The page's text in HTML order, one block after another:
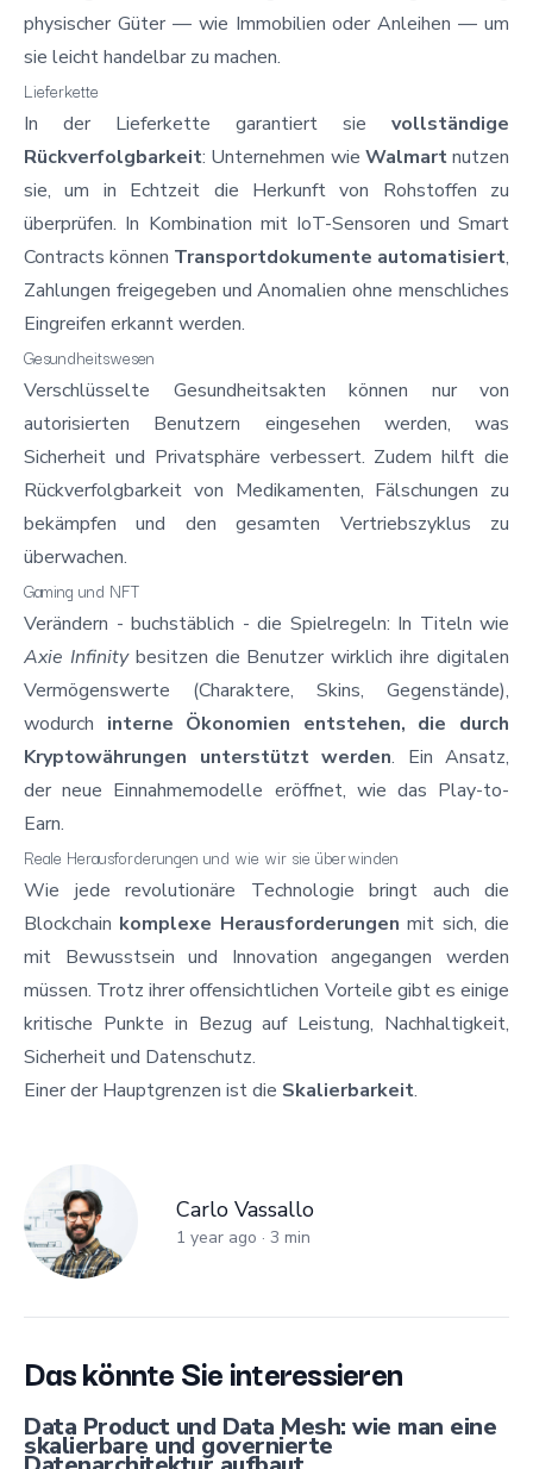
physischer Güter — wie Immobilien oder Anleihen — um
sie leicht handelbar zu machen.
Lieferkette
In der Lieferkette garantiert sie vollständige
Rückverfolgbarkeit: Unternehmen wie Walmartnutzen
sie, um in Echtzeit die Herkunft von Rohstoffen zu
überprüfen. In Kombination mit IoT-Sensoren und Smart
Contracts können Transportdokumente automatisiert,
Zahlungen freigegeben und Anomalien ohne menschliches
Eingreifen erkannt werden.
Gesundheitswesen
Verschlüsselte Gesundheitsakten können nur von
autorisierten Benutzern eingesehen werden, was
Sicherheit und Privatsphäre verbessert. Zudem hilft die
Rückverfolgbarkeit von Medikamenten, Fälschungen zu
bekämpfen und den gesamten Vertriebszyklus zu
überwachen.
Gaming und NFT
Verändern - buchstäblich - die Spielregeln: In Titeln wie
Axie Infinitybesitzen die Benutzer wirklich ihre digitalen
Vermögenswerte (Charaktere, Skins, Gegenstände),
wodurch interne Ökonomien entstehen, die durch
Kryptowährungen unterstützt werden. Ein Ansatz,
der neue Einnahmemodelle eröffnet, wie das Play-to-
Earn.
Reale Herausforderungen und wie wir sie überwinden
Wie jede revolutionäre Technologie bringt auch die
Blockchain komplexe Herausforderungen mit sich, die
mit Bewusstsein und Innovation angegangen werden
müssen. Trotz ihrer offensichtlichen Vorteile gibt es einige
kritische Punkte in Bezug auf Leistung, Nachhaltigkeit,
Sicherheit und Datenschutz.
Einer der Hauptgrenzen ist die Skalierbarkeit.
Carlo Vassallo
1 year ago · 3 min
Das könnte Sie interessieren
Data Product und Data Mesh: wie man eine
skalierbare und governierte